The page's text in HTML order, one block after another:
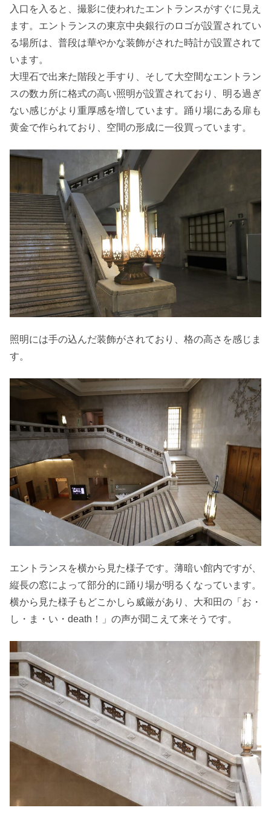
入口を入ると、撮影に使われたエントランスがすぐに見え
ます。エントランスの東京中央銀行のロゴが設置されてい
る場所は、普段は華やかな装飾がされた時計が設置されて
います。
大理石で出来た階段と手すり、そして大空間なエントラン
スの数カ所に格式の高い照明が設置されており、明る過ぎ
ない感じがより重厚感を増しています。踊り場にある扉も
黄金で作られており、空間の形成に一役買っています。
照明には手の込んだ装飾がされており、格の高さを感じま
す。
エントランスを横から見た様子です。薄暗い館内ですが、
縦長の窓によって部分的に踊り場が明るくなっています。
横から見た様子もどこかしら威厳があり、大和田の「お・
し・ま・い・death！」の声が聞こえて来そうです。